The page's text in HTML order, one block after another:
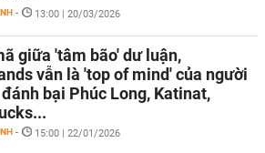
- 13:00 | 20/03/2026
giữa 'tâm bão' dư luận,
vẫn là 'top of mind' của người
bại Phúc Long, Katinat,
- 15:00 | 22/01/2026